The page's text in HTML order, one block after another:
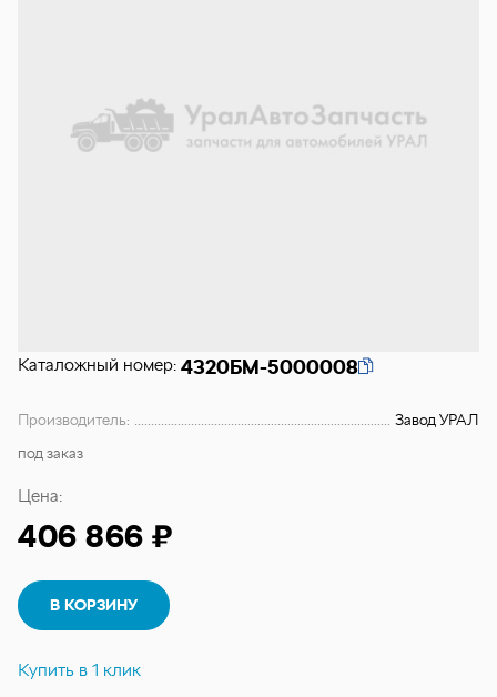
Каталожный номер: 4320БМ-5000008
Производитель:
Завод УРАЛ
под заказ
Цена:
406 866 ₽
В КОРЗИНУ
Купить в 1 клик